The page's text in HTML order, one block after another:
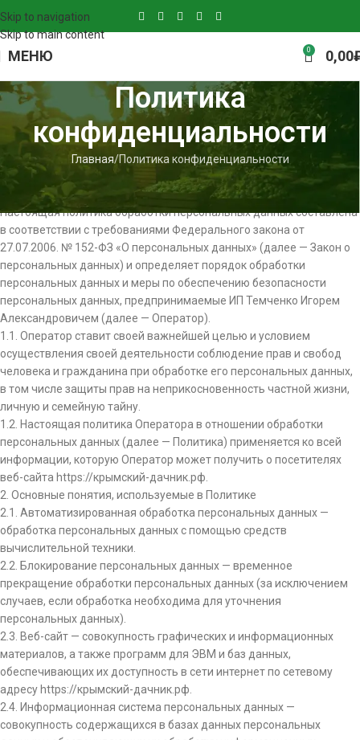
Skip to navigation
Skip to main content
МЕНЮ 0 0,00
Политика
конфиденциальности
Главная Политика конфиденциальности
Политика в отношении обработки персональных данных
1. Общие положения
Настоящая политика обработки персональных данных составлена
в соответствии с требованиями Федерального закона от
27.07.2006. № 152-ФЗ «О персональных данных» (далее — Закон о
персональных данных) и определяет порядок обработки
персональных данных и меры по обеспечению безопасности
персональных данных, предпринимаемые ИП Темченко Игорем
Александровичем (далее — Оператор).
1.1. Оператор ставит своей важнейшей целью и условием
осуществления своей деятельности соблюдение прав и свобод
человека и гражданина при обработке его персональных данных,
в том числе защиты прав на неприкосновенность частной жизни,
личную и семейную тайну.
1.2. Настоящая политика Оператора в отношении обработки
персональных данных (далее — Политика) применяется ко всей
информации, которую Оператор может получить о посетителях
веб-сайта https://крымский-дачник.рф.
2. Основные понятия, используемые в Политике
2.1. Автоматизированная обработка персональных данных —
обработка персональных данных с помощью средств
вычислительной техники.
2.2. Блокирование персональных данных — временное
прекращение обработки персональных данных (за исключением
случаев, если обработка необходима для уточнения
персональных данных).
2.3. Веб-сайт — совокупность графических и информационных
материалов, а также программ для ЭВМ и баз данных,
обеспечивающих их доступность в сети интернет по сетевому
адресу https://крымский-дачник.рф.
2.4. Информационная система персональных данных —
совокупность содержащихся в базах данных персональных